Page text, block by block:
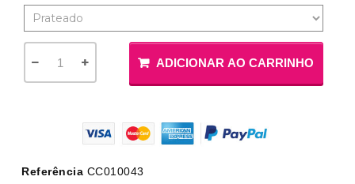
ADICIONAR AO CARRINHO
Referência CC010043